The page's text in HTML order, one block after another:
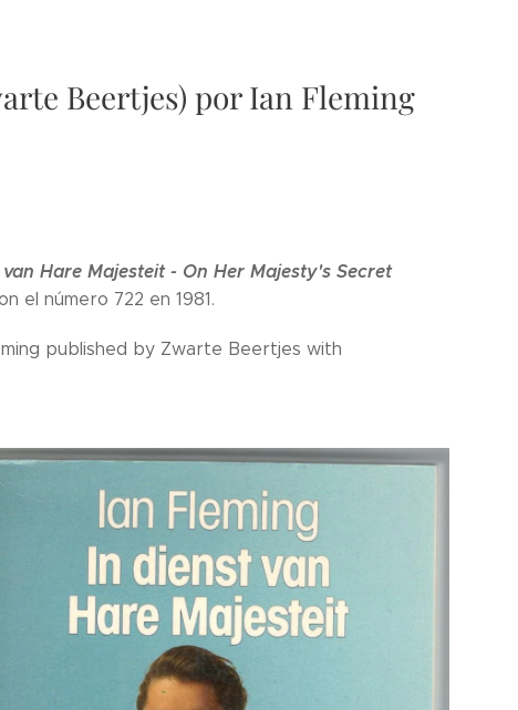
Beertjes) por Ian Fleming
Hare Majesteit - On Her Majesty's Secret
el número 722 en 1981.
published by Zwarte Beertjes with